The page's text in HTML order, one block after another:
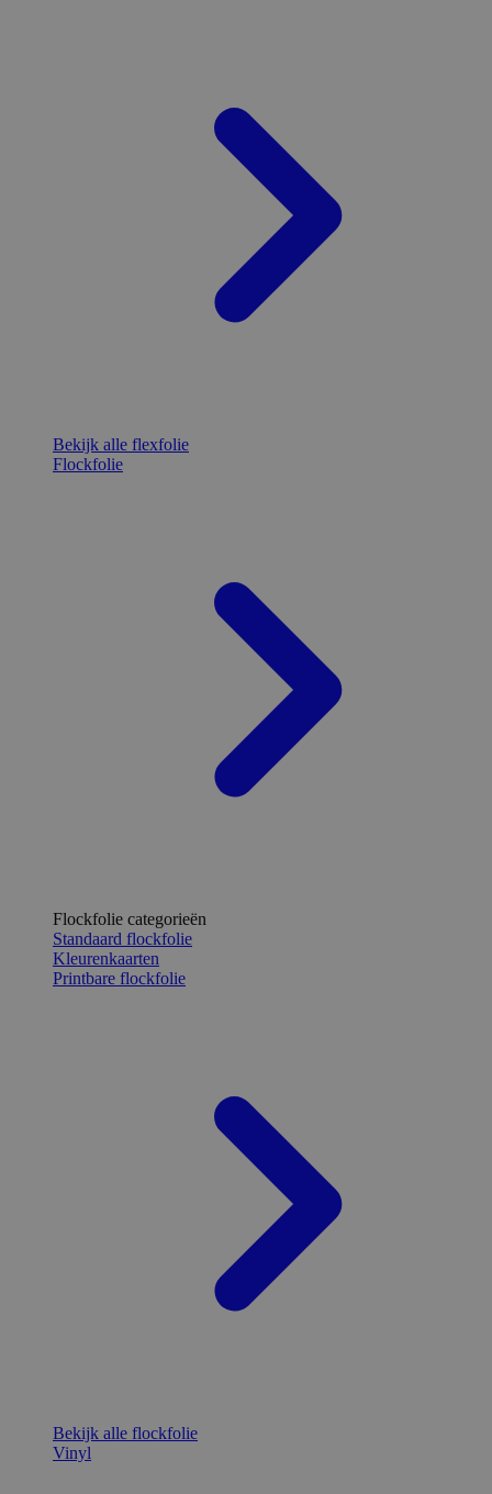
Bekijk alle flexfolie
Flockfolie
Flockfolie categorieën
Standaard flockfolie
Kleurenkaarten
Printbare flockfolie
Bekijk alle flockfolie
Vinyl